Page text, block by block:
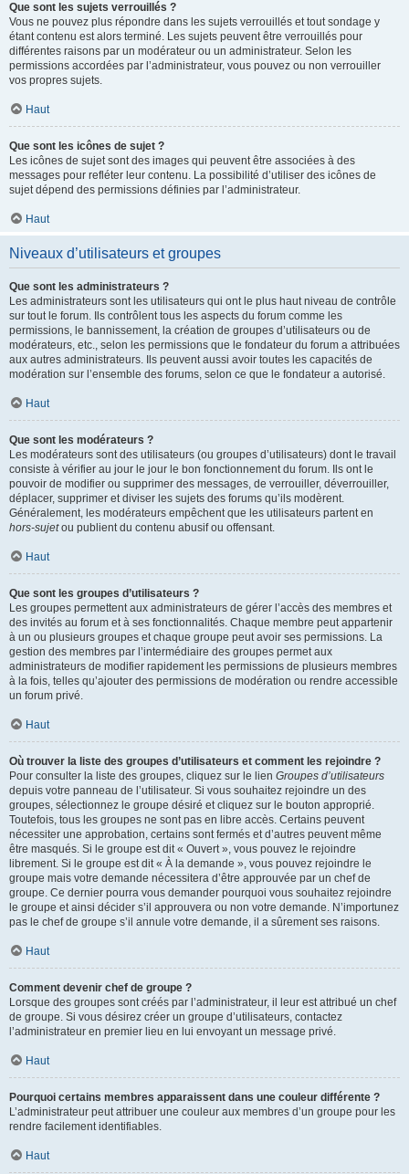
Que sont les sujets verrouillés ?
Vous ne pouvez plus répondre dans les sujets verrouillés et tout sondage y
étant contenu est alors terminé. Les sujets peuvent être verrouillés pour
différentes raisons par un modérateur ou un administrateur. Selon les
permissions accordées par l’administrateur, vous pouvez ou non verrouiller
vos propres sujets.
Haut
Que sont les icônes de sujet ?
Les icônes de sujet sont des images qui peuvent être associées à des
messages pour refléter leur contenu. La possibilité d’utiliser des icônes de
sujet dépend des permissions définies par l’administrateur.
Haut
Niveaux d’utilisateurs et groupes
Que sont les administrateurs ?
Les administrateurs sont les utilisateurs qui ont le plus haut niveau de contrôle
sur tout le forum. Ils contrôlent tous les aspects du forum comme les
permissions, le bannissement, la création de groupes d’utilisateurs ou de
modérateurs, etc., selon les permissions que le fondateur du forum a attribuées
aux autres administrateurs. Ils peuvent aussi avoir toutes les capacités de
modération sur l’ensemble des forums, selon ce que le fondateur a autorisé.
Haut
Que sont les modérateurs ?
Les modérateurs sont des utilisateurs (ou groupes d’utilisateurs) dont le travail
consiste à vérifier au jour le jour le bon fonctionnement du forum. Ils ont le
pouvoir de modifier ou supprimer des messages, de verrouiller, déverrouiller,
déplacer, supprimer et diviser les sujets des forums qu’ils modèrent.
Généralement, les modérateurs empêchent que les utilisateurs partent en
hors-sujetou publient du contenu abusif ou offensant.
Haut
Que sont les groupes d’utilisateurs ?
Les groupes permettent aux administrateurs de gérer l’accès des membres et
des invités au forum et à ses fonctionnalités. Chaque membre peut appartenir
à un ou plusieurs groupes et chaque groupe peut avoir ses permissions. La
gestion des membres par l’intermédiaire des groupes permet aux
administrateurs de modifier rapidement les permissions de plusieurs membres
à la fois, telles qu’ajouter des permissions de modération ou rendre accessible
un forum privé.
Haut
Où trouver la liste des groupes d’utilisateurs et comment les rejoindre ?
Pour consulter la liste des groupes, cliquez sur le lien Groupes d’utilisateurs
depuis votre panneau de l’utilisateur. Si vous souhaitez rejoindre un des
groupes, sélectionnez le groupe désiré et cliquez sur le bouton approprié.
Toutefois, tous les groupes ne sont pas en libre accès. Certains peuvent
nécessiter une approbation, certains sont fermés et d’autres peuvent même
être masqués. Si le groupe est dit « Ouvert », vous pouvez le rejoindre
librement. Si le groupe est dit « À la demande », vous pouvez rejoindre le
groupe mais votre demande nécessitera d’être approuvée par un chef de
groupe. Ce dernier pourra vous demander pourquoi vous souhaitez rejoindre
le groupe et ainsi décider s’il approuvera ou non votre demande. N’importunez
pas le chef de groupe s’il annule votre demande, il a sûrement ses raisons.
Haut
Comment devenir chef de groupe ?
Lorsque des groupes sont créés par l’administrateur, il leur est attribué un chef
de groupe. Si vous désirez créer un groupe d’utilisateurs, contactez
l’administrateur en premier lieu en lui envoyant un message privé.
Haut
Pourquoi certains membres apparaissent dans une couleur différente ?
L’administrateur peut attribuer une couleur aux membres d’un groupe pour les
rendre facilement identifiables.
Haut